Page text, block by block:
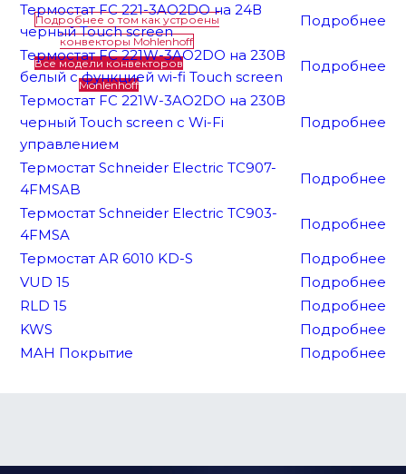
Подробнее о том как устроены
конвекторы Mohlenhoff
Все модели конвекторов
Mohlenhoff
Термостат FC 221-3AO2DO на 24В
черный Touch screen
Подробнее
Термостат FC 221W-3AO2DO на 230В
белый с функцией wi-fi Touch screen
Подробнее
Термостат FC 221W-3AO2DO на 230В
черный Touch screen с Wi-Fi
управлением
Подробнее
Термостат Schneider Electric TC907-
4FMSAB
Подробнее
Термостат Schneider Electric TC903-
4FMSA
Подробнее
Термостат AR 6010 KD-S
Подробнее
VUD 15
Подробнее
RLD 15
Подробнее
KWS
Подробнее
MAH Покрытие
Подробнее